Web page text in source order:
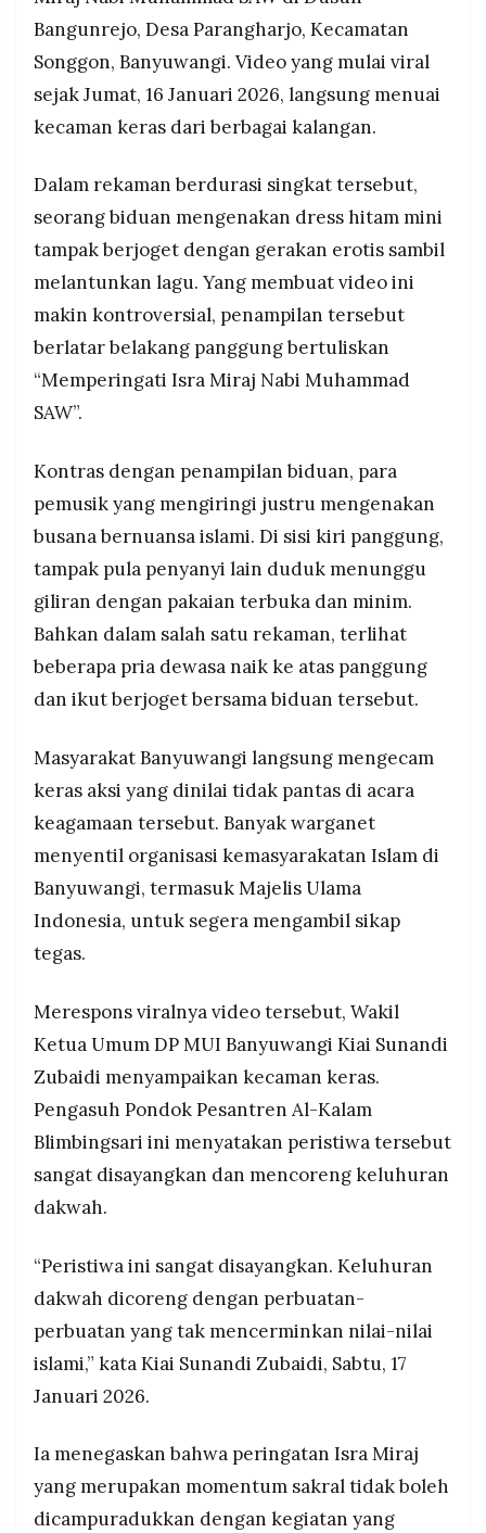
PRAMUDITA
Resolusi.co
RESOLUSI
PRAMUDITA
MUI akan terbitkan panduan kepanitiaan PHBI
dan ancam tindakan tegas jika ada yang
mengulangi, panitia Muhammad Hadiyanto minta
maaf atas kontroversi yang terjadi
Bangunrejo, Desa Parangharjo, Kecamatan
Songgon, Banyuwangi. Video yang mulai viral
sejak Jumat, 16 Januari 2026, langsung menuai
kecaman keras dari berbagai kalangan.
Dalam rekaman berdurasi singkat tersebut,
seorang biduan mengenakan dress hitam mini
tampak berjoget dengan gerakan erotis sambil
melantunkan lagu. Yang membuat video ini
makin kontroversial, penampilan tersebut
berlatar belakang panggung bertuliskan
“Memperingati Isra Miraj Nabi Muhammad
SAW”.
Kontras dengan penampilan biduan, para
pemusik yang mengiringi justru mengenakan
busana bernuansa islami. Di sisi kiri panggung,
tampak pula penyanyi lain duduk menunggu
giliran dengan pakaian terbuka dan minim.
Bahkan dalam salah satu rekaman, terlihat
beberapa pria dewasa naik ke atas panggung
dan ikut berjoget bersama biduan tersebut.
Masyarakat Banyuwangi langsung mengecam
keras aksi yang dinilai tidak pantas di acara
keagamaan tersebut. Banyak warganet
menyentil organisasi kemasyarakatan Islam di
Banyuwangi, termasuk Majelis Ulama
Indonesia, untuk segera mengambil sikap
tegas.
Merespons viralnya video tersebut, Wakil
Ketua Umum DP MUI Banyuwangi Kiai Sunandi
Zubaidi menyampaikan kecaman keras.
Pengasuh Pondok Pesantren Al-Kalam
Blimbingsari ini menyatakan peristiwa tersebut
sangat disayangkan dan mencoreng keluhuran
dakwah.
“Peristiwa ini sangat disayangkan. Keluhuran
dakwah dicoreng dengan perbuatan-
perbuatan yang tak mencerminkan nilai-nilai
islami,” kata Kiai Sunandi Zubaidi, Sabtu, 17
Januari 2026.
Ia menegaskan bahwa peringatan Isra Miraj
yang merupakan momentum sakral tidak boleh
dicampuradukkan dengan kegiatan yang